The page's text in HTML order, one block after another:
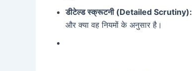
डीटेल्ड स्क्रूटनी (Detailed Scrutiny):
और क्या वह नियमों के अनुसार है।